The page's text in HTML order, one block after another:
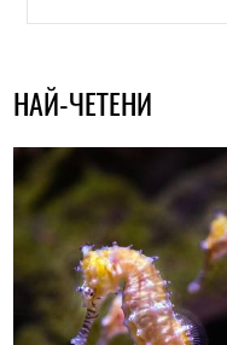
НАЙ-ЧЕТЕНИ